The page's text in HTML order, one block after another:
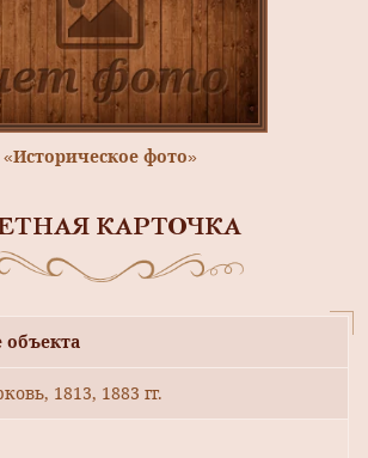
«Историческое фото»
КАРТОЧКА
1813, 1883 гг.